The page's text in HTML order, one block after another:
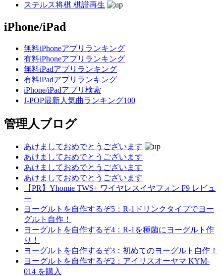
ステルス将棋 棋譜再生
iPhone/iPad
無料iPhoneアプリランキング
有料iPhoneアプリランキング
無料iPadアプリランキング
有料iPadアプリランキング
iPhone/iPadアプリ検索
J-POP最新人気曲ランキング100
管理人ブログ
あけましておめでとうございます
あけましておめでとうございます
あけましておめでとうございます
あけましておめでとうございます
【PR】Yhomie TWS+ ワイヤレスイヤフォン F9 レビュ
ー
ヨーグルトを自作するぞ5：R-1ドリンクタイプでヨー
グルト自作！
ヨーグルトを自作するぞ4：R-1を種菌にヨーグルト作
り！
ヨーグルトを自作するぞ3：初めてのヨーグルト自作！
ヨーグルトを自作するぞ2：アイリスオーヤマ KYM-
014 を購入